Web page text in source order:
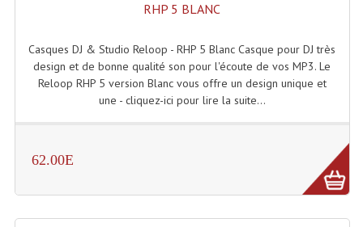
Lecteurs Audio & Sources
Platines Disque Vinyles
Lecteurs Cd À Plats
Lecteurs Lasers Simple Et Mp3 (rack 19")
RHP 5 BLANC
Casques DJ & Studio Reloop - RHP 5 Blanc Casque pour DJ très
design et de bonne qualité son pour l'écoute de vos MP3. Le
Reloop RHP 5 version Blanc vous offre un design unique et
une - cliquez-ici pour lire la suite...
62.00E